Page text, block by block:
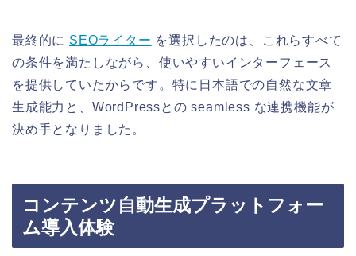
最終的に SEOライター を選択したのは、これらすべて
の条件を満たしながら、使いやすいインターフェース
を提供していたからです。特に日本語での自然な文章
生成能力と、WordPressとの seamless な連携機能が
決め手となりました。
コンテンツ自動生成プラットフォー
ム導入体験